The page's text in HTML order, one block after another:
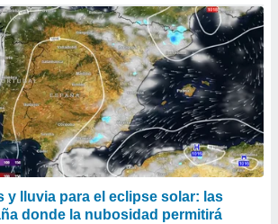
y lluvia para el eclipse solar: las
donde la nubosidad permitirá